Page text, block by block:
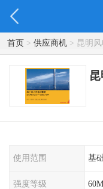
首页> 供应商机> 昆明风
使用范围 基
强度等级